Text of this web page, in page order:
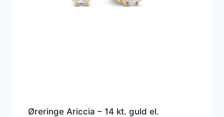
Øreringe Ariccia – 14 kt. guld el.